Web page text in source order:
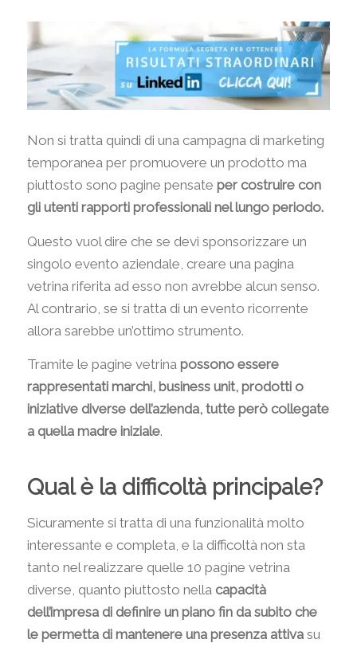
Non si tratta quindi di una campagna di marketing
temporanea per promuovere un prodotto ma
piuttosto sono pagine pensate per costruire con
gli utenti rapporti professionali nel lungo periodo.
Questo vuol dire che se devi sponsorizzare un
singolo evento aziendale, creare una pagina
vetrina riferita ad esso non avrebbe alcun senso.
Al contrario, se si tratta di un evento ricorrente
allora sarebbe un’ottimo strumento.
Tramite le pagine vetrina possono essere
rappresentati marchi, business unit, prodotti o
iniziative diverse dell’azienda, tutte però collegate
a quella madre iniziale.
Qual è la difficoltà principale?
Sicuramente si tratta di una funzionalità molto
interessante e completa, e la difficoltà non sta
tanto nel realizzare quelle 10 pagine vetrina
diverse, quanto piuttosto nella capacità
dell’impresa di definire un piano fin da subito che
le permetta di mantenere una presenza attivasu